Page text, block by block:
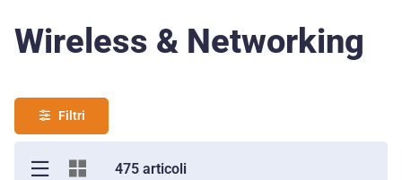
Wireless & Networking
Filtri
475 articoli